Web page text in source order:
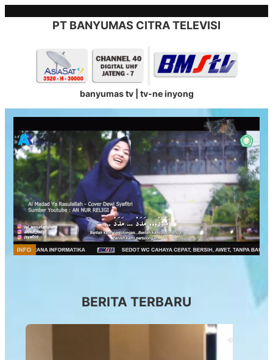
PT BANYUMAS CITRA TELEVISI
banyumas tv | tv-ne inyong
UnmuteStream
BERITA TERBARU